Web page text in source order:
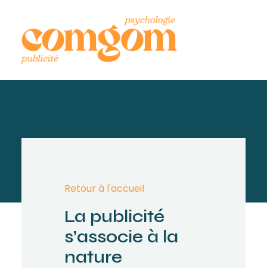
Retour à l'accueil
La publicité
s’associe à la
nature